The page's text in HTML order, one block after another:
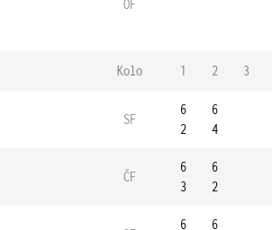
OF
Kolo 1 2 3
SF
6
2
6
4
ČF
6
3
6
2
6 6